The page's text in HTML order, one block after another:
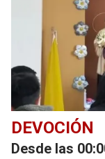
DEVOCIÓN
Desde las